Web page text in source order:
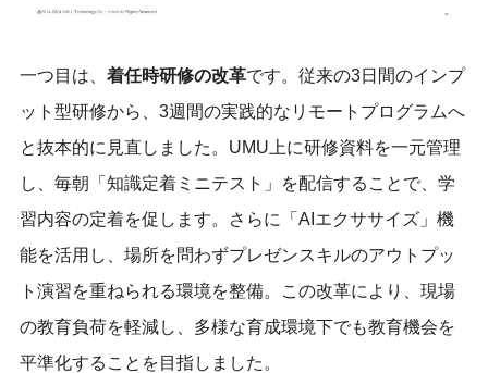
一つ目は、 着任時研修の改革です。従来の3日間のインプ
ット型研修から、3週間の実践的なリモートプログラムへ
と抜本的に見直しました。UMU上に研修資料を一元管理
し、毎朝「知識定着ミニテスト」を配信することで、学
習内容の定着を促します。さらに「AIエクササイズ」機
能を活用し、場所を問わずプレゼンスキルのアウトプッ
ト演習を重ねられる環境を整備。この改革により、現場
の教育負荷を軽減し、多様な育成環境下でも教育機会を
平準化することを目指しました。